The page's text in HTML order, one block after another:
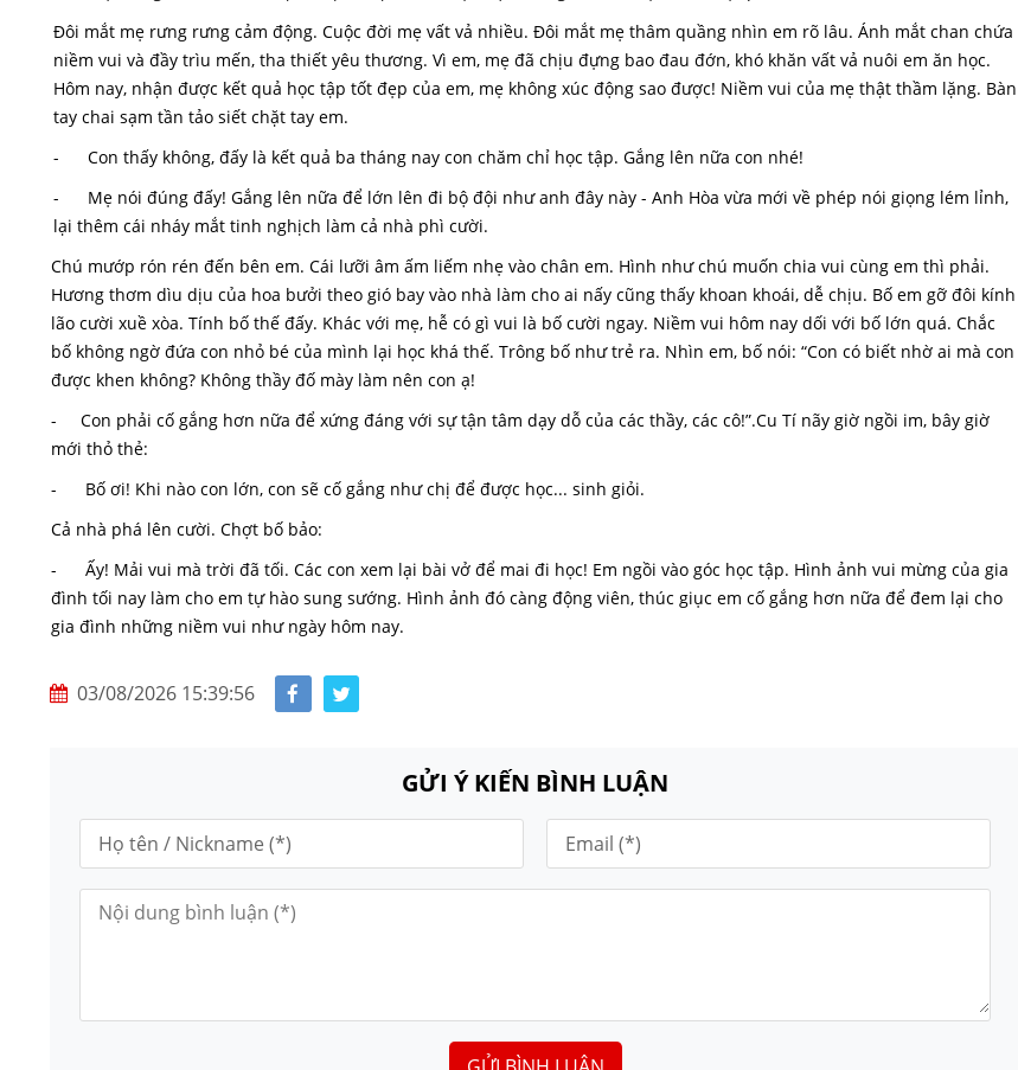
Đôi mắt mẹ rưng rưng cảm động. Cuộc đời mẹ vất vả nhiều. Đôi mắt mẹ thâm quầng nhìn em rõ lâu. Ánh mắt chan chứa
niềm vui và đầy trìu mến, tha thiết yêu thương. Vì em, mẹ đã chịu đựng bao đau đớn, khó khăn vất vả nuôi em ăn học.
Hôm nay, nhận được kết quả học tập tốt đẹp của em, mẹ không xúc động sao được! Niềm vui của mẹ thật thầm lặng. Bàn
tay chai sạm tần tảo siết chặt tay em.
- Con thấy không, đấy là kết quả ba tháng nay con chăm chỉ học tập. Gắng lên nữa con nhé!
- Mẹ nói đúng đấy! Gắng lên nữa để lớn lên đi bộ đội như anh đây này - Anh Hòa vừa mới về phép nói giọng lém lỉnh,
lại thêm cái nháy mắt tinh nghịch làm cả nhà phì cười.
Chú mướp rón rén đến bên em. Cái lưỡi âm ấm liếm nhẹ vào chân em. Hình như chú muốn chia vui cùng em thì phải.
Hương thơm dìu dịu của hoa bưởi theo gió bay vào nhà làm cho ai nấy cũng thấy khoan khoái, dễ chịu. Bố em gỡ đôi kính
lão cười xuề xòa. Tính bố thế đấy. Khác với mẹ, hễ có gì vui là bố cười ngay. Niềm vui hôm nay dối với bố lớn quá. Chắc
bố không ngờ đứa con nhỏ bé của mình lại học khá thế. Trông bố như trẻ ra. Nhìn em, bố nói: “Con có biết nhờ ai mà con
được khen không? Không thầy đố mày làm nên con ạ!
- Con phải cố gắng hơn nữa để xứng đáng với sự tận tâm dạy dỗ của các thầy, các cô!”.Cu Tí nãy giờ ngồi im, bây giờ
mới thỏ thẻ:
- Bố ơi! Khi nào con lớn, con sẽ cố gắng như chị để được học... sinh giỏi.
Cả nhà phá lên cười. Chợt bố bảo:
- Ấy! Mải vui mà trời đã tối. Các con xem lại bài vở để mai đi học! Em ngồi vào góc học tập. Hình ảnh vui mừng của gia
đình tối nay làm cho em tự hào sung sướng. Hình ảnh đó càng động viên, thúc giục em cố gắng hơn nữa để đem lại cho
gia đình những niềm vui như ngày hôm nay.
03/08/2026 15:39:56
GỬI Ý KIẾN BÌNH LUẬN